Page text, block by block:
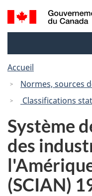
Recherche
et
Accueil
Normes, sources
Classifications
Système
des
(SCIAN)